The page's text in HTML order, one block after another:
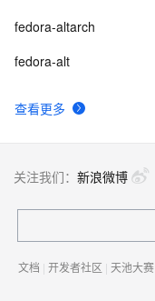
查看更多
fedora-altarch
fedora-alt
关注我们： 新浪微博
文档 | 开发者社区 | 天池大赛